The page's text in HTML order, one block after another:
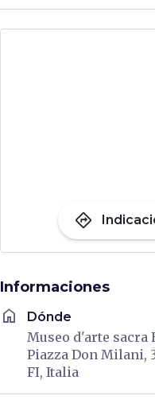
directions
Informaciones
home Dónde
Museo d'arte sacra
Piazza Don Milani,
FI, Italia